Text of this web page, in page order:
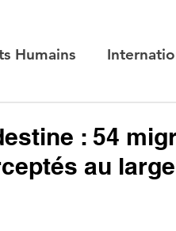
Humains
: 54
au